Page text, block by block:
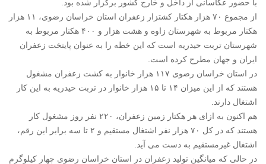
با حضور عکاسانی از داخل و خارج کشور برگزار شده بود.
از مجموع ۷۰ هزار هکتار کشتزار زعفران استان خراسان رضوی، ۱۱ هزار
هکتار مربوط به شهرستان زاوه و هشت هزار و ۴۰۰ هکتار مربوط به
شهرستان تربت حیدریه است که این خطه را به عنوان پایتخت زعفران
ایران و جهان مطرح کرده است.
در استان خراسان رضوی ۱۱۷ هزار خانوار به کشت زعفران مشغول
هستند که از این میزان ۱۴ تا ۱۵ هزار خانوار در تربت حیدریه به این کار
اشتغال دارند.
هم اکنون به ازای هر هکتار زمین زعفران، ۲۲۰ نفر روز مشغول کار
هستند که در کل ۷۰ هزار نفر اشتغال مستقیم و ۲ تا سه برابر این رقم،
اشتغال غیرمستقیم به دست می آید.
در حالی که میانگین تولید زعفران در استان خراسان رضوی چهار کیلوگرم